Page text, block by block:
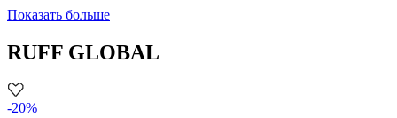
Показать больше
RUFF GLOBAL
-20%